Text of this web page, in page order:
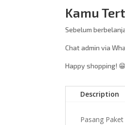
Kamu
Sebelum
Chat admin via
Happy shopping! 😁
Description
Pasang